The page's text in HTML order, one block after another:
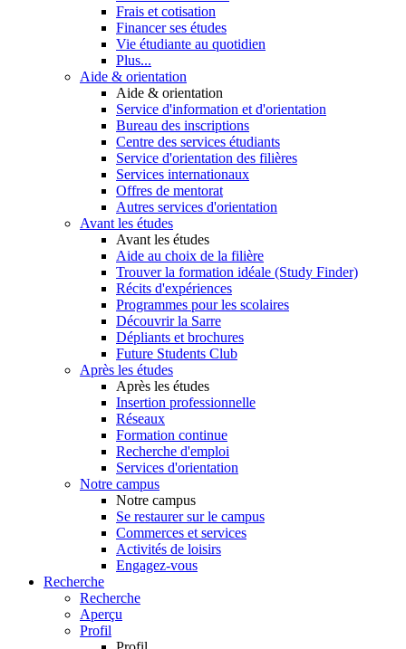
Frais et cotisation
Financer ses études
Vie étudiante au quotidien
Plus...
Aide & orientation
Aide & orientation
Service d'information et d'orientation
Bureau des inscriptions
Centre des services étudiants
Service d'orientation des filières
Services internationaux
Offres de mentorat
Autres services d'orientation
Avant les études
Avant les études
Aide au choix de la filière
Trouver la formation idéale (Study Finder)
Récits d'expériences
Programmes pour les scolaires
Découvrir la Sarre
Dépliants et brochures
Future Students Club
Après les études
Après les études
Insertion professionnelle
Réseaux
Formation continue
Recherche d'emploi
Services d'orientation
Notre campus
Notre campus
Se restaurer sur le campus
Commerces et services
Activités de loisirs
Engagez-vous
Recherche
Recherche
Aperçu
Profil